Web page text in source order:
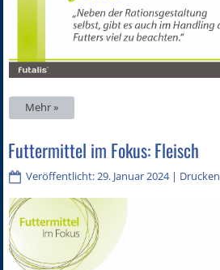
Mehr »
Futtermittel im Fokus: Fleisch
Veröffentlicht: 29. Januar 2024| Drucken